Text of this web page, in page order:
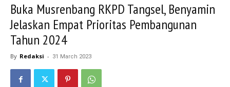
Buka Musrenbang RKPD Tangsel, Benyamin
Jelaskan Empat Prioritas Pembangunan
Tahun 2024
By Redaksi - 31 March 2023